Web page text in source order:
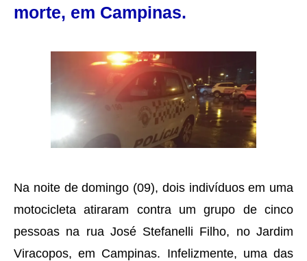
morte, em Campinas.
Na noite de domingo (09), dois indivíduos em uma
motocicleta atiraram contra um grupo de cinco
pessoas na rua José Stefanelli Filho, no Jardim
Viracopos, em Campinas. Infelizmente, uma das